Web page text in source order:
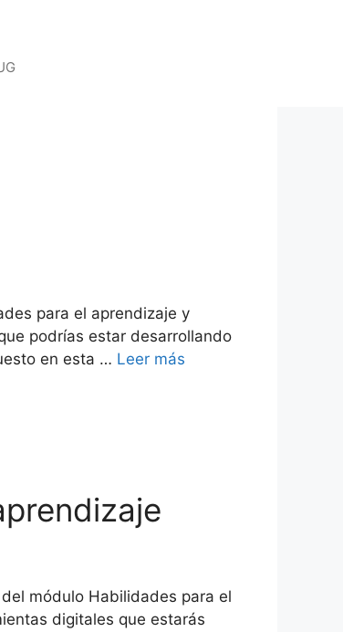
para el aprendizaje y
podrías estar desarrollando
en esta … Leer más
módulo Habilidades para el
digitales que estarás